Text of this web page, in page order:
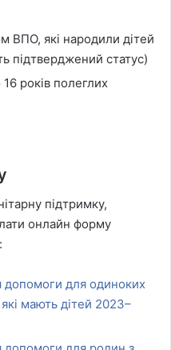
ВПО, які народили дітей
підтверджений статус)
років полеглих
підтримку,
онлайн форму
допомоги для одиноких
мають дітей 2023–